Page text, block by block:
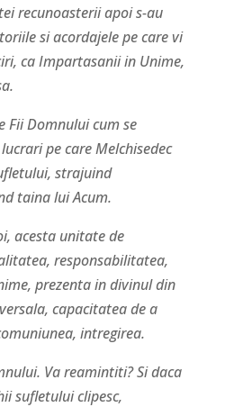
recunoasterii apoi s-au
si acordajele pe care vi
ca Impartasanii in Unime,
Fii Domnului cum se
pe care Melchisedec
strajuind
taina lui Acum.
acesta unitate de
responsabilitatea,
prezenta in divinul din
capacitatea de a
intregirea.
Va reamintiti? Si daca
sufletului clipesc,